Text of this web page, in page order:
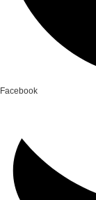
Facebook